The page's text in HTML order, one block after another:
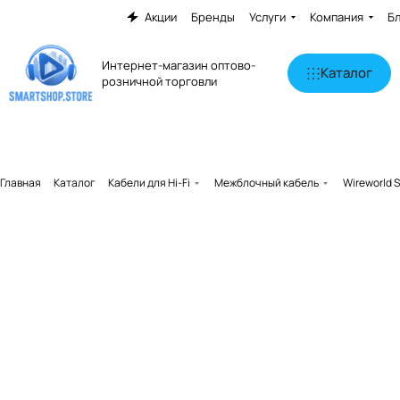
Акции Бренды Услуги Компания
Интернет-магазин оптово-
розничной торговли
Каталог
Главная Каталог Кабели для Hi-Fi Межблочный кабель Wireworld